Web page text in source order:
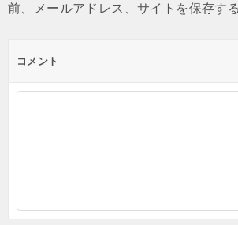
前、メールアドレス、サイトを保存する
コメント